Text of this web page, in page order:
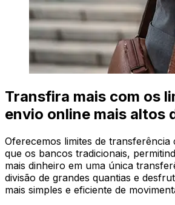
Transfira mais com os
envio online mais altos
Oferecemos limites de transferência
que os bancos tradicionais,
mais dinheiro em uma única
divisão de grandes quantias e
mais simples e eficiente de